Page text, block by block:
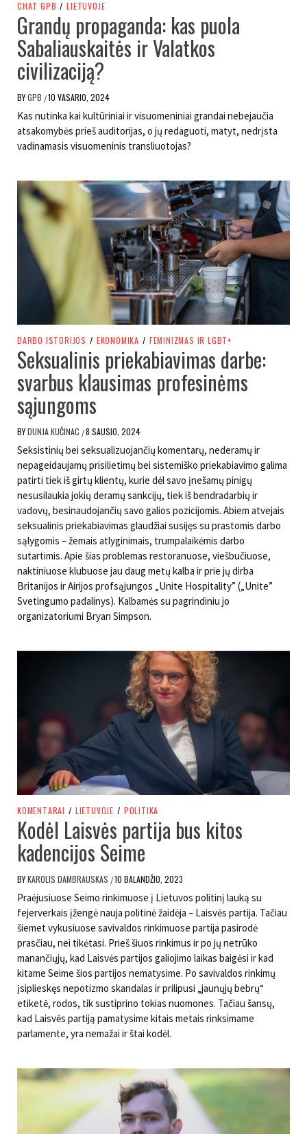
CHAT GPB / LIETUVOJE
Grandų propaganda: kas puola
Sabaliauskaitės ir Valatkos
civilizaciją?
BYGPB /10 VASARIO, 2024
Kas nutinka kai kultūriniai ir visuomeniniai grandai nebejaučia
atsakomybės prieš auditorijas, o jų redaguoti, matyt, nedrįsta
vadinamasis visuomeninis transliuotojas?
DARBO ISTORIJOS / EKONOMIKA / FEMINIZMAS IR LGBT+
Seksualinis priekabiavimas darbe:
svarbus klausimas profesinėms
sąjungoms
BYDUNJA KUČINAC /8 SAUSIO, 2024
Seksistinių bei seksualizuojančių komentarų, nederamų ir
nepageidaujamų prisilietimų bei sistemiško priekabiavimo galima
patirti tiek iš girtų klientų, kurie dėl savo įnešamų pinigų
nesusilaukia jokių deramų sankcijų, tiek iš bendradarbių ir
vadovų, besinaudojančių savo galios pozicijomis. Abiem atvejais
seksualinis priekabiavimas glaudžiai susijęs su prastomis darbo
sąlygomis – žemais atlyginimais, trumpalaikėmis darbo
sutartimis. Apie šias problemas restoranuose, viešbučiuose,
naktiniuose klubuose jau daug metų kalba ir prie jų dirba
Britanijos ir Airijos profsąjungos „Unite Hospitality” („Unite”
Svetingumo padalinys). Kalbamės su pagrindiniu jo
organizatoriumi Bryan Simpson.
KOMENTARAI / LIETUVOJE / POLITIKA
Kodėl Laisvės partija bus kitos
kadencijos Seime
BYKAROLIS DAMBRAUSKAS /10 BALANDŽIO, 2023
Praėjusiuose Seimo rinkimuose į Lietuvos politinį lauką su
fejerverkais įžengė nauja politinė žaidėja – Laisvės partija. Tačiau
šiemet vykusiuose savivaldos rinkimuose partija pasirodė
prasčiau, nei tikėtasi. Prieš šiuos rinkimus ir po jų netrūko
manančiųjų, kad Laisvės partijos galiojimo laikas baigėsi ir kad
kitame Seime šios partijos nematysime. Po savivaldos rinkimų
įsiplieskęs nepotizmo skandalas ir prilipusi „jaunųjų bebrų“
etiketė, rodos, tik sustiprino tokias nuomones. Tačiau šansų,
kad Laisvės partiją pamatysime kitais metais rinksimame
parlamente, yra nemažai ir štai kodėl.